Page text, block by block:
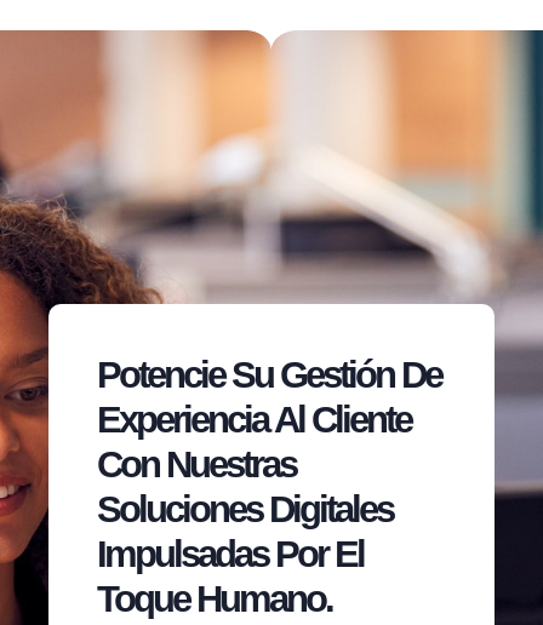
Potencie Su Gestión De
Experiencia Al Cliente
Con Nuestras
Soluciones Digitales
Impulsadas Por El
Toque Humano.